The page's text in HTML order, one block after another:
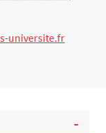
universite.fr